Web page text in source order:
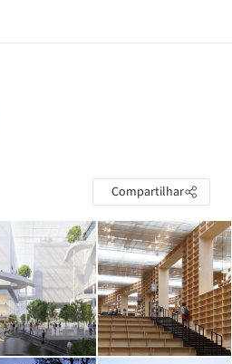
Compartilhar